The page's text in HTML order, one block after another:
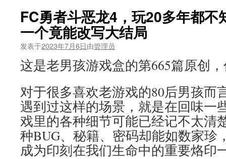
FC勇者斗恶龙4，玩20多年都不
一个竟能改写大结局
发表于2023年7月6日由管理员
这是老男孩游戏盒的第665篇原创
对于很多喜欢老游戏的80后男孩而
遇到过这样的场景，就是在回味一
戏里的各种细节可能已经记不太清
种BUG、秘籍、密码却能如数家珍
成为印刻在我们生命中的重要烙印